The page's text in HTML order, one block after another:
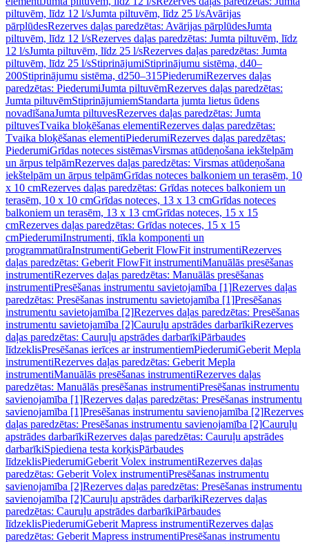
piltuvēm, līdz 12 l/sJumta piltuvēm, līdz 25 l/sAvārijas
pārplūdesRezerves daļas paredzētas: Avārijas pārplūdesJumta
piltuvēm, līdz 12 l/sRezerves daļas paredzētas: Jumta piltuvēm, līdz
12 l/sJumta piltuvēm, līdz 25 l/sRezerves daļas paredzētas: Jumta
piltuvēm, līdz 25 l/sStiprinājumiStiprinājumu sistēma, d40–
200Stiprinājumu sistēma, d250–315PiederumiRezerves daļas
paredzētas: PiederumiJumta piltuvēmRezerves daļas paredzētas:
Jumta piltuvēmStiprinājumiemStandarta jumta lietus ūdens
novadīšanaJumta piltuvesRezerves daļas paredzētas: Jumta
piltuvesTvaika bloķēšanas elementiRezerves daļas paredzētas:
Tvaika bloķēšanas elementiPiederumiRezerves daļas paredzētas:
PiederumiGrīdas noteces sistēmasVirsmas atūdeņošana iekštelpām
un ārpus telpāmRezerves daļas paredzētas: Virsmas atūdeņošana
iekštelpām un ārpus telpāmGrīdas noteces balkoniem un terasēm, 10
x 10 cmRezerves daļas paredzētas: Grīdas noteces balkoniem un
terasēm, 10 x 10 cmGrīdas noteces, 13 x 13 cmGrīdas noteces
balkoniem un terasēm, 13 x 13 cmGrīdas noteces, 15 x 15
cmRezerves daļas paredzētas: Grīdas noteces, 15 x 15
cmPiederumiInstrumenti, tīkla komponenti un
programmatūraInstrumentiGeberit FlowFit instrumentiRezerves
daļas paredzētas: Geberit FlowFit instrumentiManuālās presēšanas
instrumentiRezerves daļas paredzētas: Manuālās presēšanas
instrumentiPresēšanas instrumentu savietojamība [1]Rezerves daļas
paredzētas: Presēšanas instrumentu savietojamība [1]Presēšanas
instrumentu savietojamība [2]Rezerves daļas paredzētas: Presēšanas
instrumentu savietojamība [2]Cauruļu apstrādes darbarīkiRezerves
daļas paredzētas: Cauruļu apstrādes darbarīkiPārbaudes
līdzeklisPresēšanas ierīces ar instrumentiemPiederumiGeberit Mepla
instrumentiRezerves daļas paredzētas: Geberit Mepla
instrumentiManuālās presēšanas instrumentiRezerves daļas
paredzētas: Manuālās presēšanas instrumentiPresēšanas instrumentu
savienojamība [1]Rezerves daļas paredzētas: Presēšanas instrumentu
savienojamība [1]Presēšanas instrumentu savienojamība [2]Rezerves
daļas paredzētas: Presēšanas instrumentu savienojamība [2]Cauruļu
apstrādes darbarīkiRezerves daļas paredzētas: Cauruļu apstrādes
darbarīkiSpiediena testa korķisPārbaudes
līdzeklisPiederumiGeberit Volex instrumentiRezerves daļas
paredzētas: Geberit Volex instrumentiPresēšanas instrumentu
savienojamība [2]Rezerves daļas paredzētas: Presēšanas instrumentu
savienojamība [2]Cauruļu apstrādes darbarīkiRezerves daļas
paredzētas: Cauruļu apstrādes darbarīkiPārbaudes
līdzeklisPiederumiGeberit Mapress instrumentiRezerves daļas
paredzētas: Geberit Mapress instrumentiPresēšanas instrumentu